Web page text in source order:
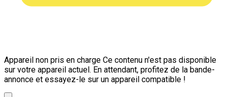
Appareil non pris en charge Ce contenu n'est pas disponible
sur votre appareil actuel. En attendant, profitez de la bande-
annonce et essayez-le sur un appareil compatible !